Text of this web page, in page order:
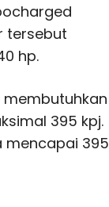
tersebut
hp.
membutuhkan
395 kpj.
mencapai 395